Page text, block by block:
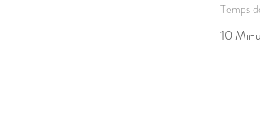
Temps
10